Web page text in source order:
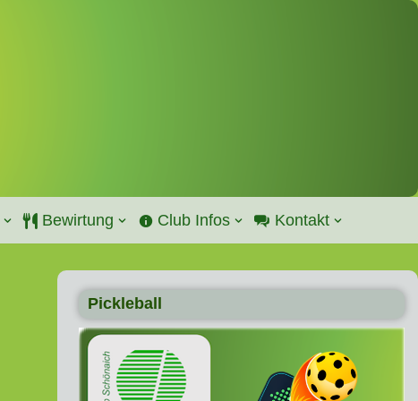
Bewirtung Club Infos Kontakt
Pickleball